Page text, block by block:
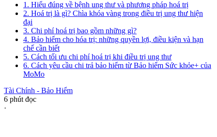
1. Hiểu đúng về bệnh ung thư và phương pháp hoá trị
2. Hoá trị là gì? Chìa khóa vàng trong điều trị ung thư hiện
đại
3. Chi phí hoá trị bao gồm những gì?
4. Bảo hiểm cho hóa trị: những quyền lợi, điều kiện và hạn
chế cần biết
5. Cách tối ưu chi phí hoá trị khi điều trị ung thư
6. Cách yêu cầu chi trả bảo hiểm từ Bảo hiểm Sức khỏe+ của
MoMo
Tài Chính - Bảo Hiểm
6 phút đọc
·